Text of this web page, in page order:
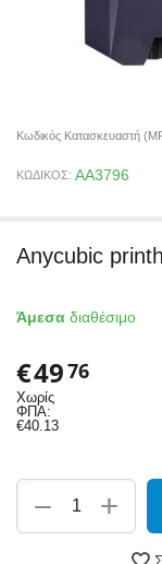
Κωδικός Κατασκευαστή
ΚΩΔΙΚΟΣ: AA3796
Anycubic
Άμεσα διαθέσιμο
€4976
Χωρίς
ΦΠΑ:
€40.13
+
−